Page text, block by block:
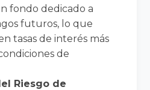
fondo dedicado a
futuros, lo que
tasas de interés más
de
Riesgo de